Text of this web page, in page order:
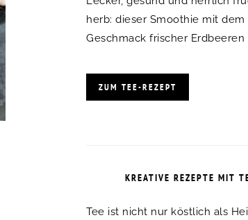
herb: dieser Smoothie mit dem
Geschmack frischer Erdbeeren
ZUM TEE-REZEPT
KREATIVE REZEPTE MIT
Tee ist nicht nur köstlich als